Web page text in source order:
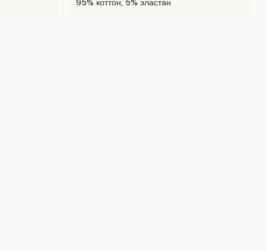
95% коттон, 5% эластан